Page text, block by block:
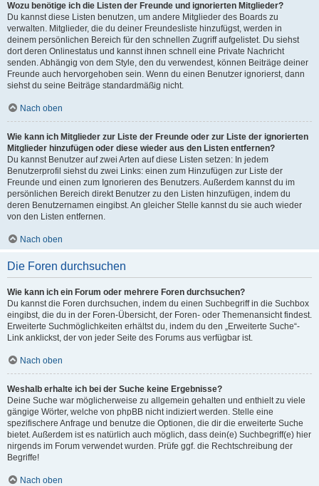
Wozu benötige ich die Listen der Freunde und ignorierten Mitglieder?
Du kannst diese Listen benutzen, um andere Mitglieder des Boards zu
verwalten. Mitglieder, die du deiner Freundesliste hinzufügst, werden in
deinem persönlichen Bereich für den schnellen Zugriff aufgelistet. Du siehst
dort deren Onlinestatus und kannst ihnen schnell eine Private Nachricht
senden. Abhängig von dem Style, den du verwendest, können Beiträge deiner
Freunde auch hervorgehoben sein. Wenn du einen Benutzer ignorierst, dann
siehst du seine Beiträge standardmäßig nicht.
Nach oben
Wie kann ich Mitglieder zur Liste der Freunde oder zur Liste der ignorierten
Mitglieder hinzufügen oder diese wieder aus den Listen entfernen?
Du kannst Benutzer auf zwei Arten auf diese Listen setzen: In jedem
Benutzerprofil siehst du zwei Links: einen zum Hinzufügen zur Liste der
Freunde und einen zum Ignorieren des Benutzers. Außerdem kannst du im
persönlichen Bereich direkt Benutzer zu den Listen hinzufügen, indem du
deren Benutzernamen eingibst. An gleicher Stelle kannst du sie auch wieder
von den Listen entfernen.
Nach oben
Die Foren durchsuchen
Wie kann ich ein Forum oder mehrere Foren durchsuchen?
Du kannst die Foren durchsuchen, indem du einen Suchbegriff in die Suchbox
eingibst, die du in der Foren-Übersicht, der Foren- oder Themenansicht findest.
Erweiterte Suchmöglichkeiten erhältst du, indem du den „Erweiterte Suche“-
Link anklickst, der von jeder Seite des Forums aus verfügbar ist.
Nach oben
Weshalb erhalte ich bei der Suche keine Ergebnisse?
Deine Suche war möglicherweise zu allgemein gehalten und enthielt zu viele
gängige Wörter, welche von phpBB nicht indiziert werden. Stelle eine
spezifischere Anfrage und benutze die Optionen, die dir die erweiterte Suche
bietet. Außerdem ist es natürlich auch möglich, dass dein(e) Suchbegriff(e) hier
nirgends im Forum verwendet wurden. Prüfe ggf. die Rechtschreibung der
Begriffe!
Nach oben